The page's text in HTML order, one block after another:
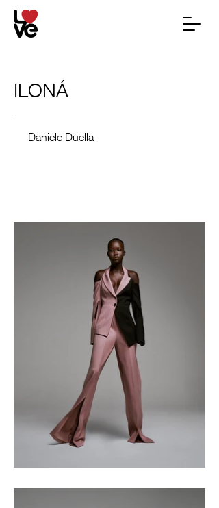
ILONÁ
Daniele Duella